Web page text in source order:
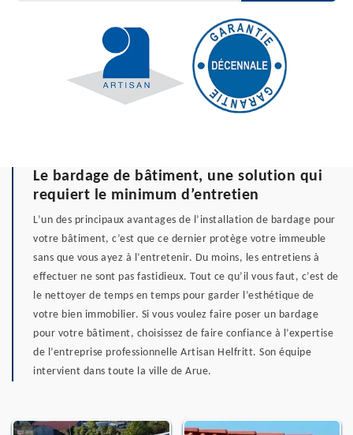
Le bardage de bâtiment, une solution qui
requiert le minimum d’entretien
L’un des principaux avantages de l’installation de bardage pour
votre bâtiment, c’est que ce dernier protège votre immeuble
sans que vous ayez à l’entretenir. Du moins, les entretiens à
effectuer ne sont pas fastidieux. Tout ce qu’il vous faut, c’est de
le nettoyer de temps en temps pour garder l’esthétique de
votre bien immobilier. Si vous voulez faire poser un bardage
pour votre bâtiment, choisissez de faire confiance à l’expertise
de l’entreprise professionnelle Artisan Helfritt. Son équipe
intervient dans toute la ville de Arue.